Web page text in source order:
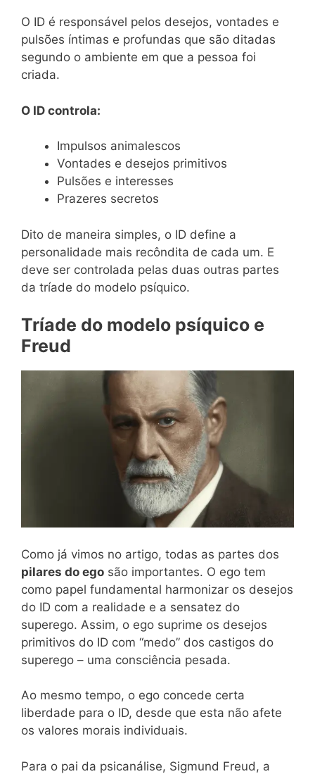
O ID é responsável pelos desejos, vontades e
pulsões íntimas e profundas que são ditadas
segundo o ambiente em que a pessoa foi
criada.
O ID controla:
Impulsos animalescos
Vontades e desejos primitivos
Pulsões e interesses
Prazeres secretos
Dito de maneira simples, o ID define a
personalidade mais recôndita de cada um. E
deve ser controlada pelas duas outras partes
da tríade do modelo psíquico.
Tríade do modelo psíquico e
Freud
Como já vimos no artigo, todas as partes dos
pilares do ego são importantes. O ego tem
como papel fundamental harmonizar os desejos
do ID com a realidade e a sensatez do
superego. Assim, o ego suprime os desejos
primitivos do ID com “medo” dos castigos do
superego – uma consciência pesada.
Ao mesmo tempo, o ego concede certa
liberdade para o ID, desde que esta não afete
os valores morais individuais.
Para o pai da psicanálise, Sigmund Freud, a